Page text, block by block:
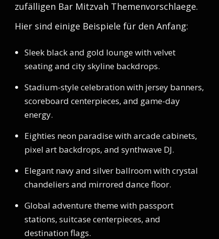
zufälligen Bar Mitzvah Themenvorschlaege.
Hier sind einige Beispiele für den Anfang:
Sleek black and gold lounge with velvet
seating and city skyline backdrops.
Stadium-style celebration with jersey banners,
scoreboard centerpieces, and game-day
energy.
Eighties neon paradise with arcade cabinets,
pixel art backdrops, and synthwave DJ.
Elegant navy and silver ballroom with crystal
chandeliers and mirrored dance floor.
Global adventure theme with passport
stations, suitcase centerpieces, and
destination flags.